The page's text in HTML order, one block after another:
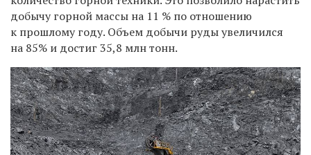
добычу горной массы на 11 % по отношению
к прошлому году. Объем добычи руды увеличился
на 85% и достиг 35,8 млн тонн.